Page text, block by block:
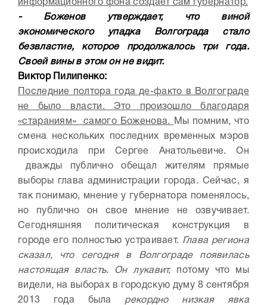
информационного фона создает сам губернатор.
- Боженов утверждает, что виной
экономического упадка Волгограда стало
безвластие, которое продолжалось три года.
Своей вины в этом он не видит.
Виктор Пилипенко:
Последние полтора года де-факто в Волгограде
не было власти. Это произошло благодаря
«стараниям» самого Боженова.
Мы помним, что
смена нескольких последних временных мэров
происходила при Сергее Анатольевиче. Он
дважды публично обещал жителям прямые
выборы глава администрации города. Сейчас, я
так понимаю, мнение у губернатора поменялось,
но публично он свое мнение не озвучивает.
Сегодняшняя политическая конструкция в
городе его полностью устраивает. Глава региона
сказал, что сегодня в Волгограде появилась
настоящая власть. Он лукавит,
потому что мы
видели, на выборах в городскую думу 8 сентября
2013 года была рекордно низкая явка